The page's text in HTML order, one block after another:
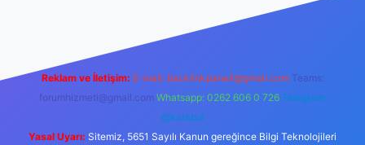
Reklam ve İletişim: E-mail: backlinkpaneli@gmail.com Teams:
forumhizmeti@gmail.com Whatsapp: 0262 606 0 726 Telegram:
@karabul
Yasal Uyarı: Sitemiz, 5651 Sayılı Kanun gereğince Bilgi Teknolojileri